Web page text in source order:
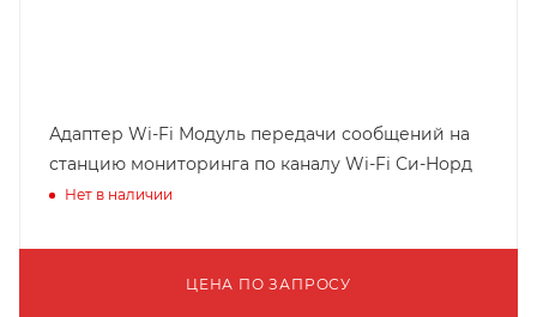
Адаптер Wi-Fi Модуль передачи сообщений на
станцию мониторинга по каналу Wi-Fi Си-Норд
Нет в наличии
ЦЕНА ПО ЗАПРОСУ